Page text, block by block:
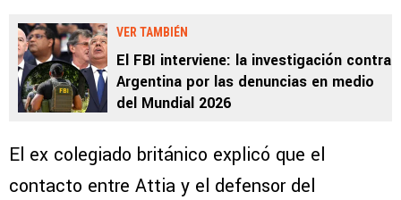
VER TAMBIÉN
El FBI interviene: la investigación contra
Argentina por las denuncias en medio
del Mundial 2026
El ex colegiado británico explicó que el
contacto entre Attia y el defensor del